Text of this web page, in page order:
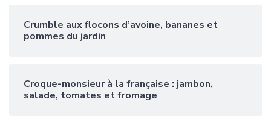
Crumble aux flocons d’avoine, bananes et
pommes du jardin
Croque-monsieur à la française : jambon,
salade, tomates et fromage